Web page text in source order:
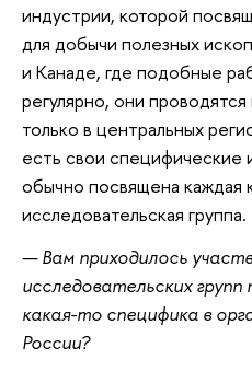
индустрии, которой
для добычи полезных
и Канаде, где подобные
регулярно, они
только в центральных
есть свои специфические
обычно посвящена каждая
исследовательская группа.
— Вам приходилось
исследовательских групп
какая-то специфика в
России?